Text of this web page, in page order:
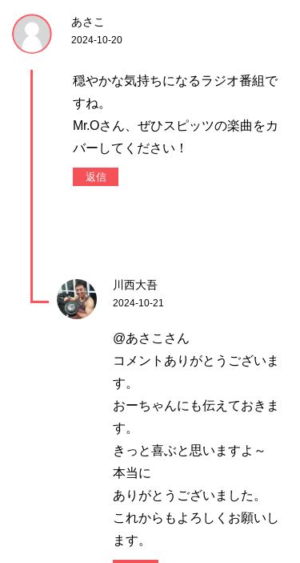
あさこ
2024-10-20
穏やかな気持ちになるラジオ番組で
すね。
Mr.Oさん、ぜひスピッツの楽曲をカ
バーしてください！
返信
川西大吾
2024-10-21
@あさこさん
コメントありがとうございま
す。
おーちゃんにも伝えておきま
す。
きっと喜ぶと思いますよ～
本当に
ありがとうございました。
これからもよろしくお願いし
ます。